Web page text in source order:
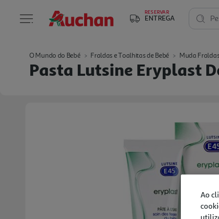
RESERVAR
ENTREGA
O Mundo do Bebé Fraldas e Toalhitas de Bebé Muda
Pasta Lutsine Eryplast
Ao